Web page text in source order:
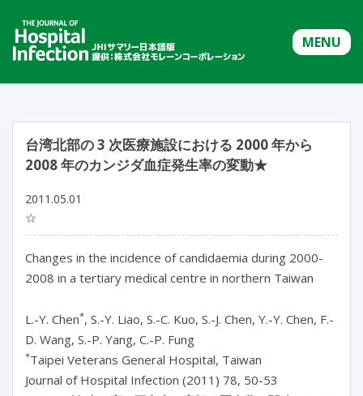
MENU
台湾北部の 3 次医療施設における 2000 年から
2008 年のカンジダ血症発生率の変動★
2011.05.01
☆
Changes in the incidence of candidaemia during 2000-
2008 in a tertiary medical centre in northern Taiwan
L.-Y. Chen*, S.-Y. Liao, S.-C. Kuo, S.-J. Chen, Y.-Y. Chen, F.-
D. Wang, S.-P. Yang, C.-P. Fung
*Taipei Veterans General Hospital, Taiwan
Journal of Hospital Infection (2011) 78, 50-53